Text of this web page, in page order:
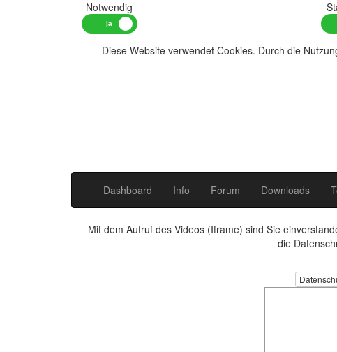
Notwendig
Diese Website verwendet Cookies. Durch die
Dashboard Info Forum Downloads
Mit dem Aufruf des Videos (Iframe) sind Sie
die